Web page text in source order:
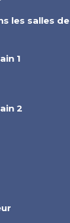
les salles de
1
2